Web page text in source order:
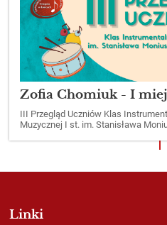
Zofia Chomiuk - I
III Przegląd Uczniów Klas
Muzycznej I st. im. Stanisława
Linki